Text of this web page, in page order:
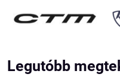
Legutóbb